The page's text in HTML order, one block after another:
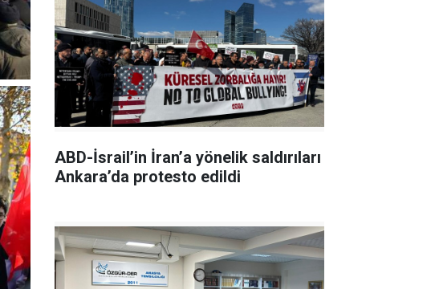
ABD-İsrail’in İran’a yönelik saldırıları
Ankara’da protesto edildi